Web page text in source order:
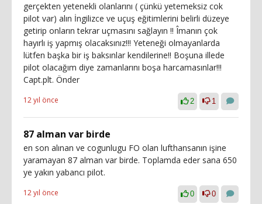
gerçekten yetenekli olanlarını ( çünkü yetemeksiz cok
pilot var) alın İngilizce ve uçuş eğitimlerini belirli düzeye
getirip onların tekrar uçmasını sağlayın !! Îmanın çok
hayırlı iş yapmış olacaksınız!!! Yeteneği olmayanlarda
lütfen başka bir iş baksınlar kendilerine!! Boşuna illede
pilot olacağım diye zamanlarını boşa harcamasınlar!!!
Capt.plt. Önder
12 yıl önce 2 1
87 alman var birde
en son alınan ve cogunlugu FO olan lufthansanın işine
yaramayan 87 alman var birde. Toplamda eder sana 650
ye yakın yabancı pilot.
12 yıl önce 0 0